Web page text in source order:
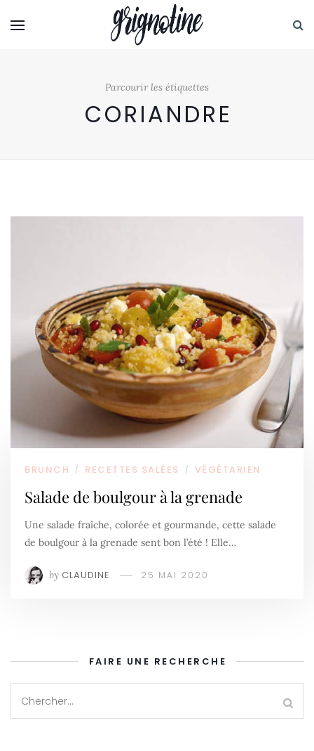
Parcourir les étiquettes
CORIANDRE
BRUNCH / RECETTES SALÉES / VÉGÉTARIEN
Salade de boulgour à la grenade
Une salade fraîche, colorée et gourmande, cette salade
de boulgour à la grenade sent bon l’été ! Elle…
by CLAUDINE 25 MAI 2020
FAIRE UNE RECHERCHE